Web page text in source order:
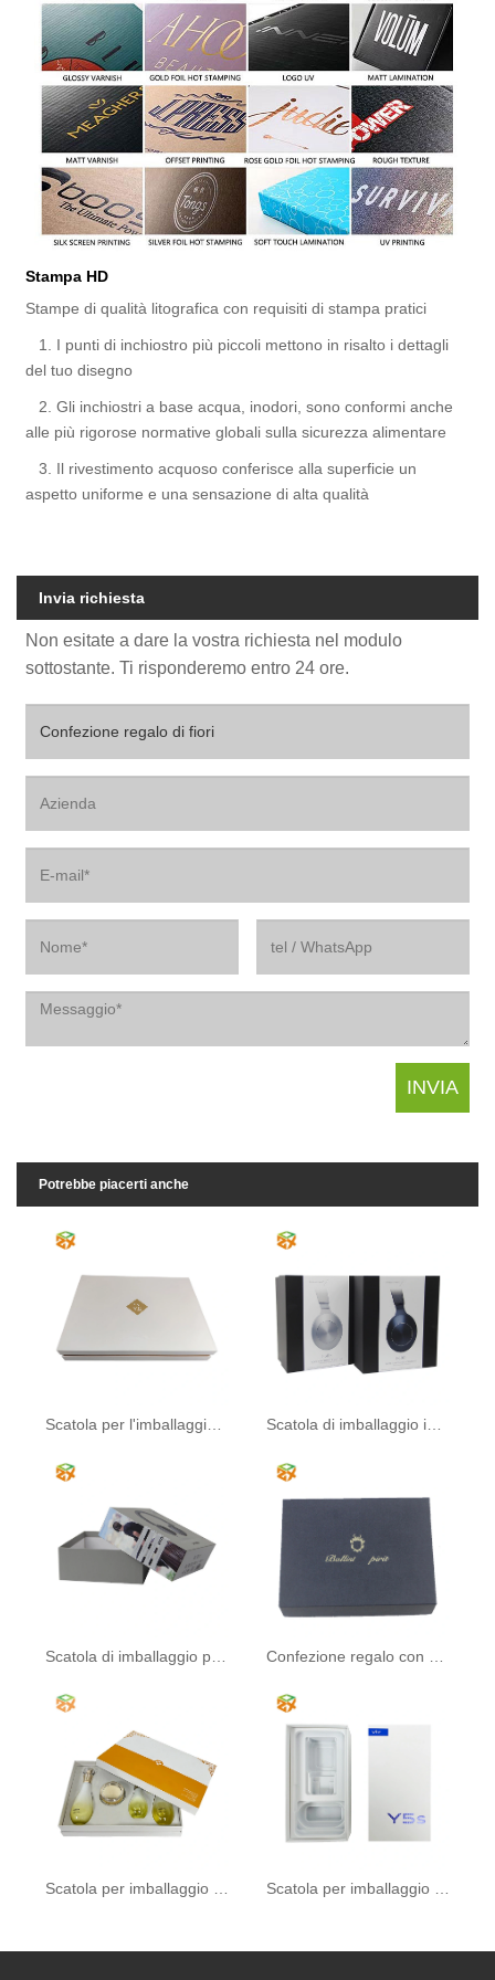
Stampa HD
Stampe di qualità litografica con requisiti di stampa pratici
1. I punti di inchiostro più piccoli mettono in risalto i dettagli
del tuo disegno
2. Gli inchiostri a base acqua, inodori, sono conformi anche
alle più rigorose normative globali sulla sicurezza alimentare
3. Il rivestimento acquoso conferisce alla superficie un
aspetto uniforme e una sensazione di alta qualità
Invia richiesta
Non esitate a dare la vostra richiesta nel modulo
sottostante. Ti risponderemo entro 24 ore.
Potrebbe piacerti anche
Scatola per l'imballaggio del tè
Scatola di imballaggio per cuffie